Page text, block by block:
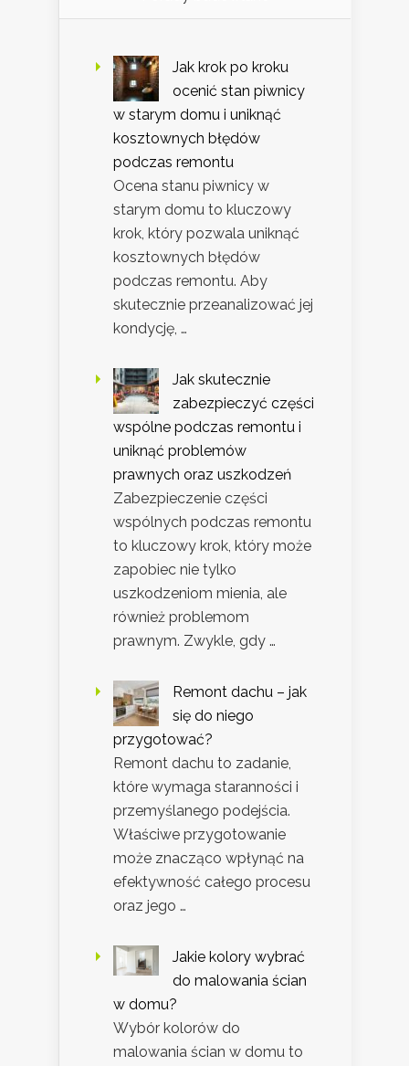
Jak krok po kroku
ocenić stan piwnicy
w starym domu i uniknąć
kosztownych błędów
podczas remontu
Ocena stanu piwnicy w
starym domu to kluczowy
krok, który pozwala uniknąć
kosztownych błędów
podczas remontu. Aby
skutecznie przeanalizować jej
kondycję, …
Jak skutecznie
zabezpieczyć części
wspólne podczas remontu i
uniknąć problemów
prawnych oraz uszkodzeń
Zabezpieczenie części
wspólnych podczas remontu
to kluczowy krok, który może
zapobiec nie tylko
uszkodzeniom mienia, ale
również problemom
prawnym. Zwykle, gdy …
Remont dachu – jak
się do niego
przygotować?
Remont dachu to zadanie,
które wymaga staranności i
przemyślanego podejścia.
Właściwe przygotowanie
może znacząco wpłynąć na
efektywność całego procesu
oraz jego …
Jakie kolory wybrać
do malowania ścian
w domu?
Wybór kolorów do
malowania ścian w domu to